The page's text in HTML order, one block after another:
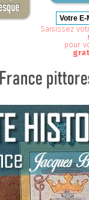
Saisissez
pour